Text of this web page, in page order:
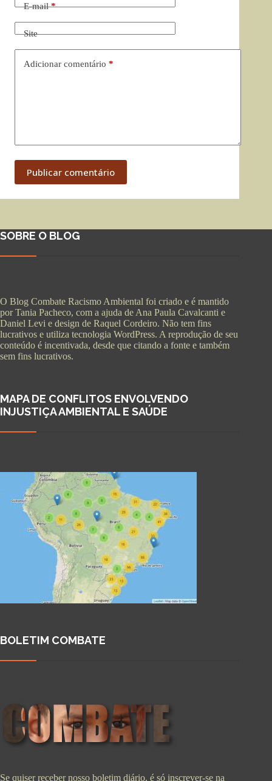
E-mail*
Site
Adicionar comentário *
Publicar comentário
SOBRE O BLOG
O Blog Combate Racismo Ambiental foi criado e é mantido
por Tania Pacheco, com a ajuda de Ana Paula Cavalcanti e
Daniel Levi e design de Raquel Cordeiro. Não tem fins
lucrativos e utiliza tecnologia WordPress. A reprodução de seu
conteúdo é incentivada, desde que citando a fonte e também
sem fins lucrativos.
MAPA DE CONFLITOS ENVOLVENDO
INJUSTIÇA AMBIENTAL E SAÚDE
BOLETIM COMBATE
Se quiser receber nosso boletim diário, é só inscrever-se na